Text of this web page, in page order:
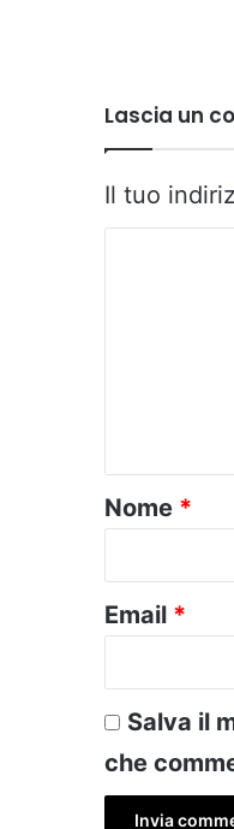
Lascia un
Il tuo
o
*
Nome *
Email *
Salva il
che